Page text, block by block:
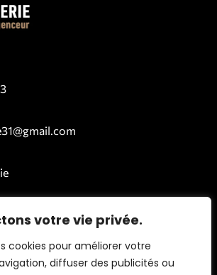
votre vie privée.
cookies pour améliorer votre
diffuser des publicités ou
31220 Cazères
: 8h – 19h